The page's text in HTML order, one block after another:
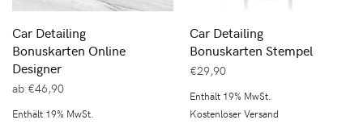
Car Detailing
Bonuskarten Online
Designer
ab €46,90
Enthält 19% MwSt.
Car Detailing
Bonuskarten Stempel
€29,90
Enthält 19% MwSt.
Kostenloser Versand